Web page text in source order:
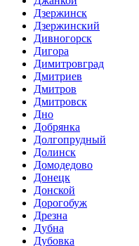
Дзержинск
Дзержинский
Дивногорск
Дигора
Димитровград
Дмитриев
Дмитров
Дмитровск
Дно
Добрянка
Долгопрудный
Долинск
Домодедово
Донецк
Донской
Дорогобуж
Дрезна
Дубна
Дубовка